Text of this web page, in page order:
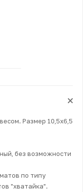
Размер 10,5х6,5
без возможности
по типу
"хватайка".